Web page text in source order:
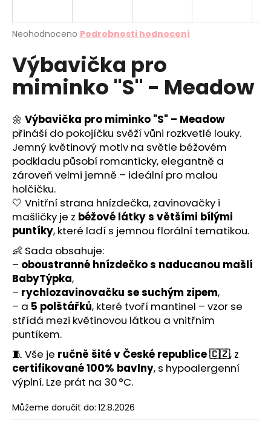
Průměrné
produktu
je
hvězdiček.
Neohodnoceno Podrobnosti hodnocení
Výbavička pro
miminko "S" - Meadow
🌼 Výbavička pro miminko "S" – Meadow
přináší do pokojíčku svěží vůni rozkvetlé louky.
Jemný květinový motiv na světle béžovém
podkladu působí romanticky, elegantně a
zároveň velmi jemně – ideální pro malou
holčičku.
🤍 Vnitřní strana hnízdečka, zavinovačky i
mašličky je z béžové látky s většími bílými
puntíky, které ladí s jemnou florální tematikou.
👶 Sada obsahuje:
– oboustranné hnízdečko s naducanou mašlí
BabyTýpka,
– rychlozavinovačku se suchým zipem,
– a 5 polštářků, které tvoří mantinel – vzor se
střídá mezi květinovou látkou a vnitřním
puntíkem.
🧵 Vše je ručně šité v České republice 🇨🇿, z
certifikované 100% bavlny, s hypoalergenní
výplní. Lze prát na 30 °C.
Můžeme doručit do: 12.8.2026
j
t
?
HLEDAT
D
o
p
o
r
u
č
u
e
m
e
TEEPE
PRO
STARS
PINK